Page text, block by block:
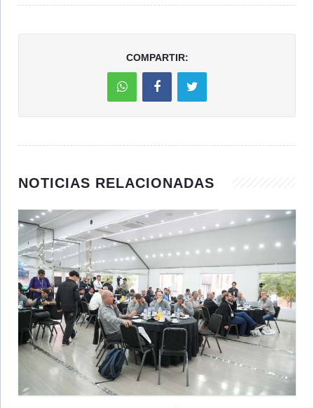
COMPARTIR:
NOTICIAS RELACIONADAS